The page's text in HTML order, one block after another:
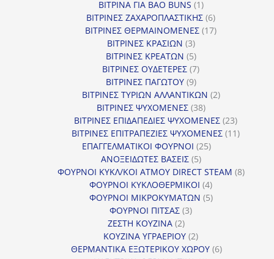
ΒΙΤΡΙΝΑ ΓΙΑ BAO BUNS 11
προϊόν
ΒΙΤΡΙΝΕΣ ΖΑΧΑΡΟΠΛΑΣΤΙΚΗΣ 66
προϊόντα
ΒΙΤΡΙΝΕΣ ΘΕΡΜΑΙΝΟΜΕΝΕΣ 1717
ΒΙΤΡΙΝΕΣ ΚΡΑΣΙΩΝ 33
προϊόντα
ΒΙΤΡΙΝΕΣ ΚΡΕΑΤΩΝ 55
προϊόντα
ΒΙΤΡΙΝΕΣ ΟΥΔΕΤΕΡΕΣ 77
ΒΙΤΡΙΝΕΣ ΠΑΓΩΤΟΥ 99
προϊόντα
ΒΙΤΡΙΝΕΣ ΤΥΡΙΩΝ ΑΛΛΑΝΤΙΚΩΝ 22
ΒΙΤΡΙΝΕΣ ΨΥΧΟΜΕΝΕΣ 3838
προϊόντα
ΒΙΤΡΙΝΕΣ ΕΠΙΔΑΠΕΔΙΕΣ ΨΥΧΟΜΕΝΕΣ 2323
προϊόντα
ΒΙΤΡΙΝΕΣ ΕΠΙΤΡΑΠΕΖΙΕΣ ΨΥΧΟΜΕΝΕΣ 1111
ΕΠΑΓΓΕΛΜΑΤΙΚΟΙ ΦΟΥΡΝΟΙ 2525
ΑΝΟΞΕΙΔΩΤΕΣ ΒΑΣΕΙΣ 55
προϊόντα
ΦΟΥΡΝΟΙ ΚΥΚΛ/ΚΟΙ ΑΤΜΟΥ DIRECT STEAM 88
ΦΟΥΡΝΟΙ ΚΥΚΛΟΘΕΡΜΙΚΟΙ 44
προϊόντα
ΦΟΥΡΝΟΙ ΜΙΚΡΟΚΥΜΑΤΩΝ 55
ΦΟΥΡΝΟΙ ΠΙΤΣΑΣ 33
ΖΕΣΤΗ ΚΟΥΖΙΝΑ 22
προϊόντα
ΚΟΥΖΙΝΑ ΥΓΡΑΕΡΙΟΥ 22
προϊόντα
ΘΕΡΜΑΝΤΙΚΑ ΕΞΩΤΕΡΙΚΟΥ ΧΩΡΟΥ 66